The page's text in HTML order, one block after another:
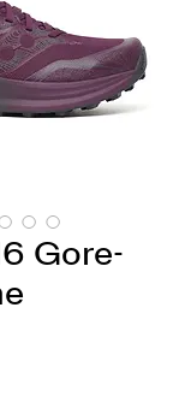
Gore-